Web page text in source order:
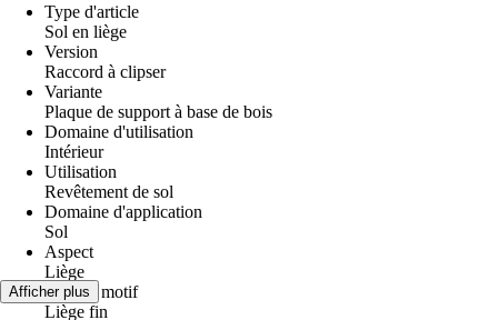
Type d'article
Sol en liège
Version
Raccord à clipser
Variante
Plaque de support à base de bois
Domaine d'utilisation
Intérieur
Utilisation
Revêtement de sol
Domaine d'application
Sol
Aspect
Liège
Décor / motif
Liège fin
Afficher plus